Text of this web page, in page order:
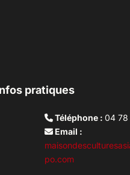
pratiques
Téléphone :04
Email :
po.com